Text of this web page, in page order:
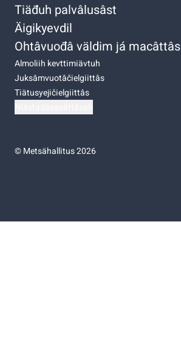
Tiäđuh palvâlusâst
Äigikyevdil
Ohtâvuođâ väldim já macâttâs
Almoliih kevttimiävtuh
Juksâmvuotâčielgiittâs
Tiätusyejičielgiittâs
©Metsähallitus 2026